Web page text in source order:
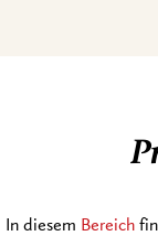
In diesem Bereich